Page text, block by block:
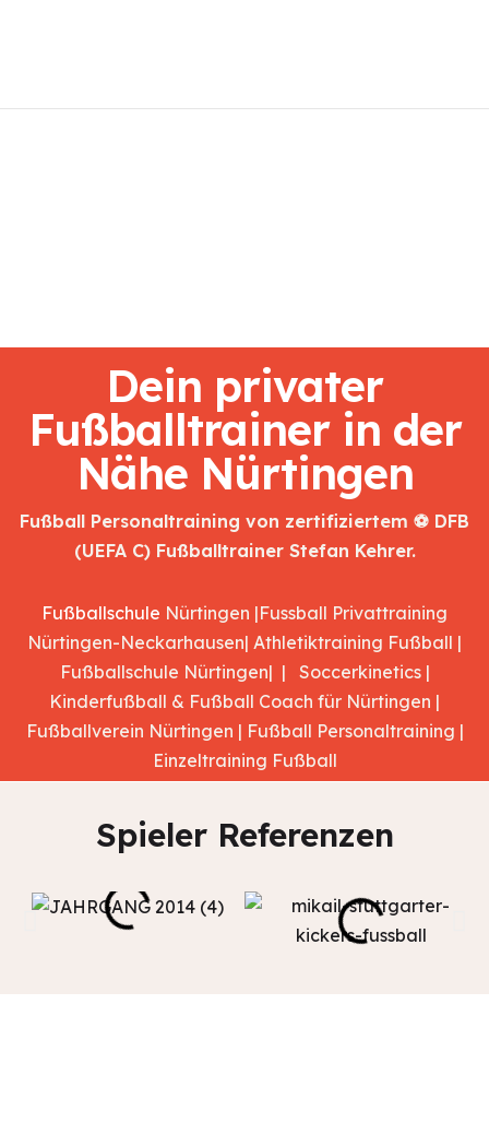
Dein privater
Fußballtrainer in der
Nähe Nürtingen
Fußball Personaltraining von zertifiziertem ⚽ DFB
(UEFA C) Fußballtrainer Stefan Kehrer.
Fußballschule Nürtingen |Fussball Privattraining
Nürtingen-Neckarhausen| Athletiktraining Fußball |
Fußballschule Nürtingen| | Soccerkinetics |
Kinderfußball & Fußball Coach für Nürtingen |
Fußballverein Nürtingen | Fußball Personaltraining |
Einzeltraining Fußball
Spieler Referenzen